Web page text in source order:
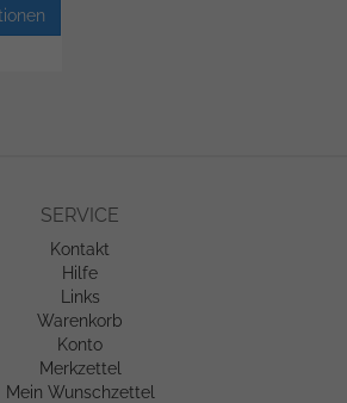
SERVICE
Kontakt
Hilfe
Links
Warenkorb
Konto
Merkzettel
Mein Wunschzettel